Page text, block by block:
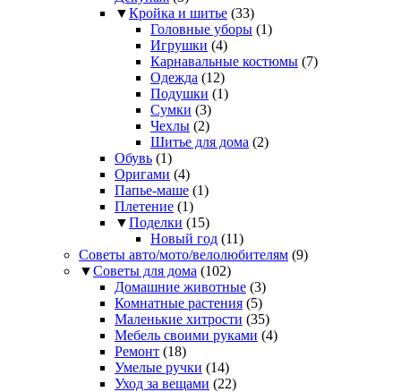
▼Кройка и шитье (33)
Головные уборы (1)
Игрушки (4)
Карнавальные костюмы (7)
Одежда (12)
Подушки (1)
Сумки (3)
Чехлы (2)
Шитье для дома (2)
Обувь (1)
Оригами (4)
Папье-маше (1)
Плетение (1)
▼Поделки (15)
Новый год (11)
Советы авто/мото/велолюбителям (9)
▼Советы для дома (102)
Домашние животные (3)
Комнатные растения (5)
Маленькие хитрости (35)
Мебель своими руками (4)
Ремонт (18)
Умелые ручки (14)
Уход за вещами (22)